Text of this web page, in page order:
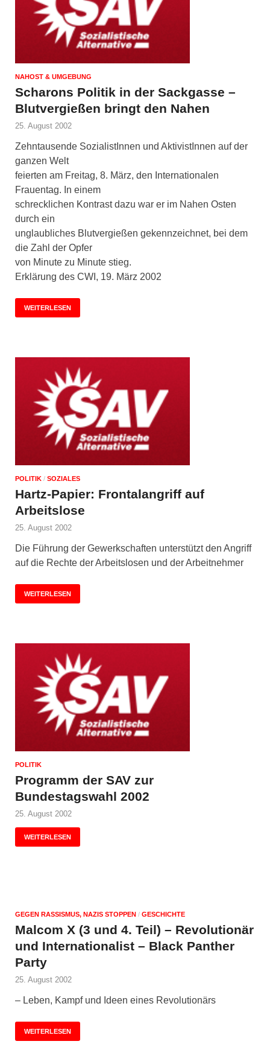
NAHOST & UMGEBUNG
Scharons Politik in der Sackgasse –
Blutvergießen bringt den Nahen
25. August 2002
Zehntausende SozialistInnen und AktivistInnen auf der
ganzen Welt
feierten am Freitag, 8. März, den Internationalen
Frauentag. In einem
schrecklichen Kontrast dazu war er im Nahen Osten
durch ein
unglaubliches Blutvergießen gekennzeichnet, bei dem
die Zahl der Opfer
von Minute zu Minute stieg.
Erklärung des CWI, 19. März 2002
WEITERLESEN
POLITIK / SOZIALES
Hartz-Papier: Frontalangriff auf
Arbeitslose
25. August 2002
Die Führung der Gewerkschaften unterstützt den Angriff
auf die Rechte der Arbeitslosen und der Arbeitnehmer
WEITERLESEN
POLITIK
Programm der SAV zur
Bundestagswahl 2002
25. August 2002
WEITERLESEN
GEGEN RASSISMUS, NAZIS STOPPEN / GESCHICHTE
Malcom X (3 und 4. Teil) – Revolutionär
und Internationalist – Black Panther
Party
25. August 2002
– Leben, Kampf und Ideen eines Revolutionärs
WEITERLESEN